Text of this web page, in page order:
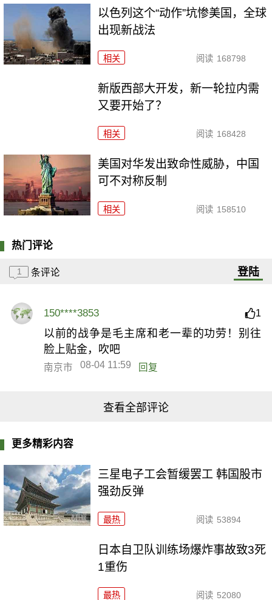
以色列这个“动作”坑惨美国，全球
出现新战法
相关 阅读 168798
新版西部大开发，新一轮拉内需
又要开始了？
相关 阅读 168428
美国对华发出致命性威胁，中国
可不对称反制
相关 阅读 158510
热门评论
1 条评论 登陆
150****3853 1
以前的战争是毛主席和老一辈的功劳！别往
脸上贴金，吹吧
南京市 08-04 11:59 回复
查看全部评论
更多精彩内容
三星电子工会暂缓罢工 韩国股市
强劲反弹
最热 阅读 53894
日本自卫队训练场爆炸事故致3死
1重伤
最热 阅读 52080